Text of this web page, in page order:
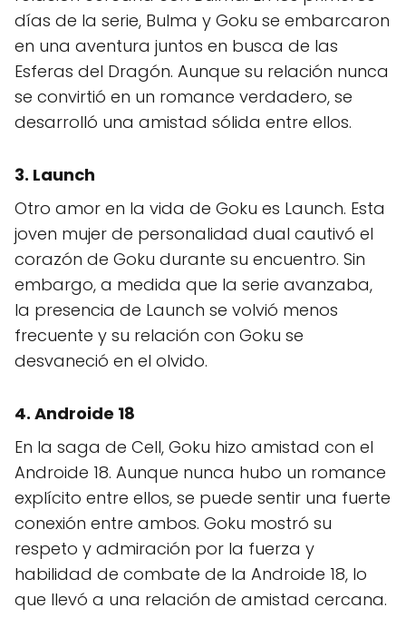
días de la serie, Bulma y Goku se embarcaron
en una aventura juntos en busca de las
Esferas del Dragón. Aunque su relación nunca
se convirtió en un romance verdadero, se
desarrolló una amistad sólida entre ellos.
3. Launch
Otro amor en la vida de Goku es Launch. Esta
joven mujer de personalidad dual cautivó el
corazón de Goku durante su encuentro. Sin
embargo, a medida que la serie avanzaba,
la presencia de Launch se volvió menos
frecuente y su relación con Goku se
desvaneció en el olvido.
4. Androide 18
En la saga de Cell, Goku hizo amistad con el
Androide 18. Aunque nunca hubo un romance
explícito entre ellos, se puede sentir una fuerte
conexión entre ambos. Goku mostró su
respeto y admiración por la fuerza y
habilidad de combate de la Androide 18, lo
que llevó a una relación de amistad cercana.